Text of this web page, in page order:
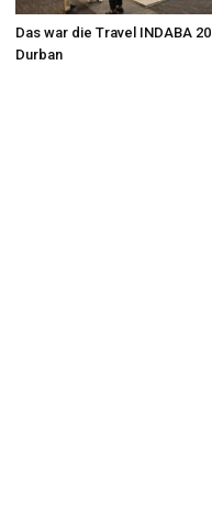
Das war die Travel INDABA
Durban